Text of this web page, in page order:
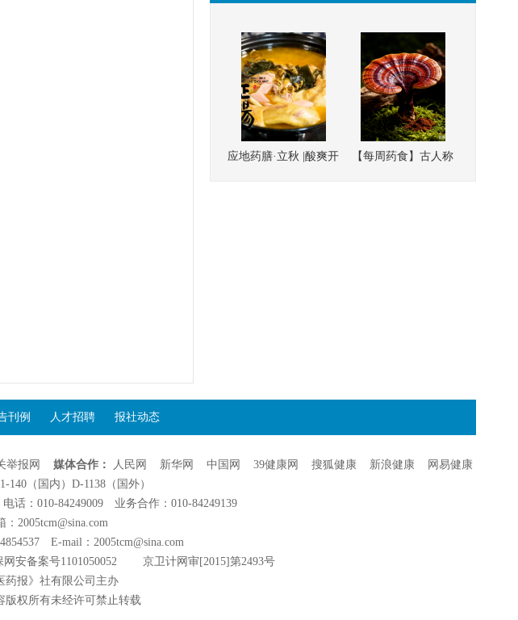
应地药膳·立秋 |酸爽开
【每周药食】古人称
刊例 人才招聘 报社动态
举报网 媒体合作： 人民网 新华网 中国网 39健康网 搜狐健康 新浪健康
网易健康
（国内）D-1138（国外）
：010-84249009 业务合作：010-84249139
2005tcm@sina.com
E-mail：2005tcm@sina.com
备案号1101050052 京卫计网审[2015]第2493号
药报》社有限公司主办
版权所有未经许可禁止转载